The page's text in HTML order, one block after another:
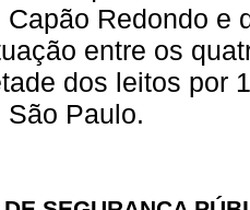
Capão Redondo e
entre os
dos leitos por
São Paulo.